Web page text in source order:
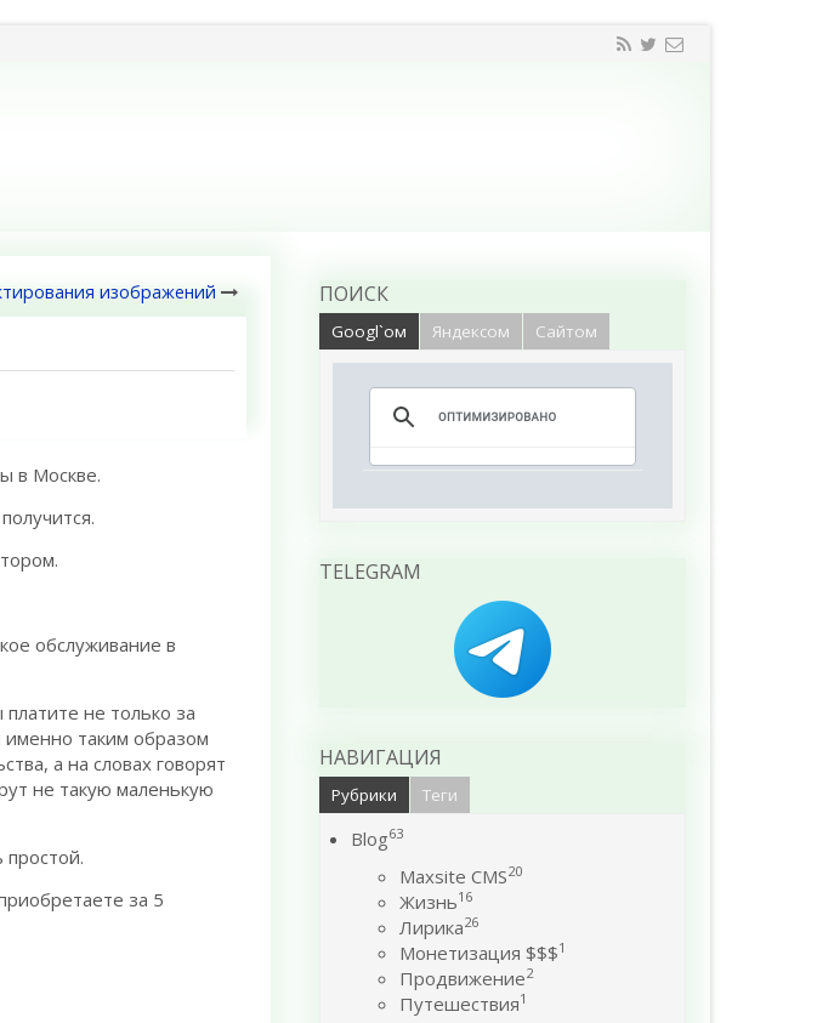
изображений
в Москве.
обслуживание в
не только за
таким образом
а на словах говорят
не такую маленькую
за 5
ПОИСК
Googl`ом Яндексом Сайтом
TELEGRAM
НАВИГАЦИЯ
Рубрики Теги
Blog63
Maxsite CMS20
Жизнь16
Лирика26
Монетизация $$$1
Продвижение2
Путешествия1